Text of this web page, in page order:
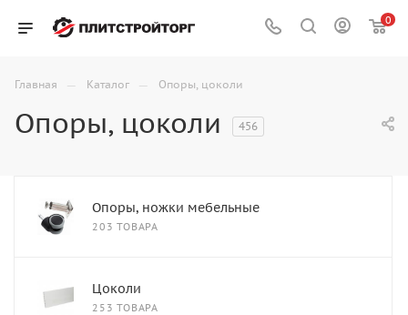
0
Главная — Каталог — Опоры, цоколи
Опоры, цоколи 456
Опоры, ножки мебельные
203 ТОВАРА
Цоколи
253 ТОВАРА